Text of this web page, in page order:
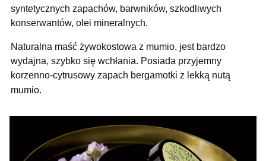
syntetycznych zapachów, barwników, szkodliwych
konserwantów, olei mineralnych.
Naturalna maść żywokostowa z mumio, jest bardzo
wydajna, szybko się wchłania. Posiada przyjemny
korzenno-cytrusowy zapach bergamotki z lekką nutą
mumio.